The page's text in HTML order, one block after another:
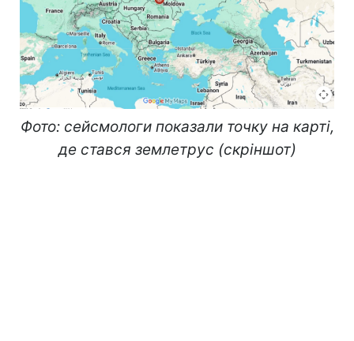
Фото: сейсмологи показали точку на карті,
де стався землетрус (скріншот)